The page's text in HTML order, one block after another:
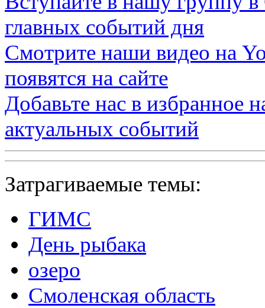
главных событий дня
Смотрите наши видео на
появятся на сайте
Добавьте нас в избранное
актуальных событий
Затрагиваемые темы:
ГИМС
День рыбака
озеро
Смоленская область